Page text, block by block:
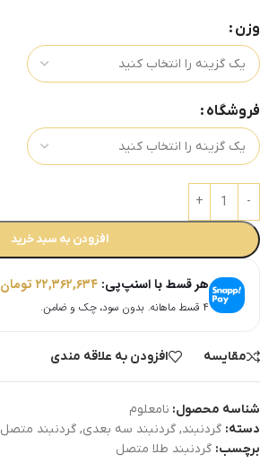
وزن
فروشگاه
افزودن به سبد خرید
هر قسط با اسنپ‌پی: ۲۲,۳۶۲,۶۳۴ تومان
۴ قسط ماهانه. بدون سود، چک و ضامن.
مقایسه افزودن به علاقه مندی
شناسه محصول: نامعلوم
دسته: گردنبند, گردنبند سه بعدی, گردنبند متصل
برچسب: گردنبند طلا متصل